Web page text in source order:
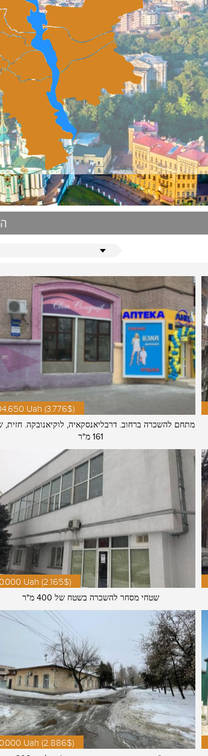
Uah (3.776$)
מתחם להשכרה ברחוב. דרבליאנסקאיה, לוקיאנובקה. חזית,
161 מ"ר
Uah (2.165$)
שטחי מסחר להשכרה בשטח של 400 מ"ר
Uah (2.886$)